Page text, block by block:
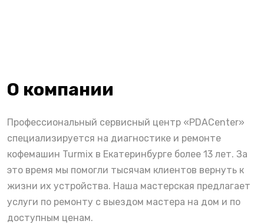
О компании
Профессиональный сервисный центр «PDACenter»
специализируется на диагностике и ремонте
кофемашин Turmix в Екатеринбурге более 13 лет. За
это время мы помогли тысячам клиентов вернуть к
жизни их устройства. Наша мастерская предлагает
услуги по ремонту с выездом мастера на дом и по
доступным ценам.